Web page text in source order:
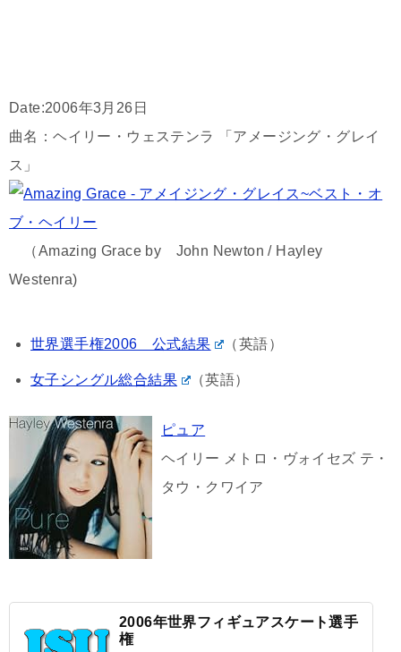
Date:2006年3月26日
曲名：ヘイリー・ウェステンラ 「アメージング・グレイ
ス」
（Amazing Grace by John Newton / Hayley
Westenra)
世界選手権2006 公式結果 （英語）
女子シングル総合結果 （英語）
ピュア
ヘイリー メトロ・ヴォイセズ テ・
タウ・クワイア
2006年世界フィギュアスケート選手
権